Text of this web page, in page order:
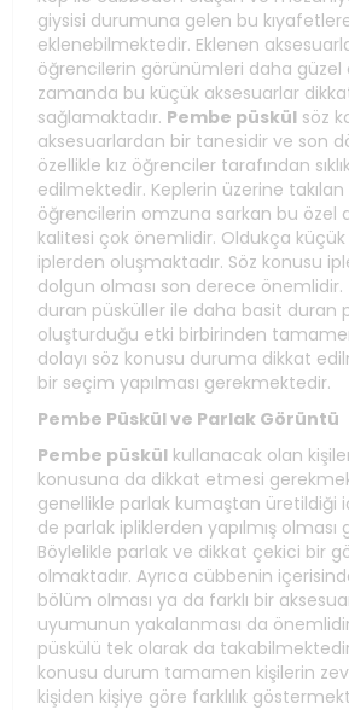
giysisi durumuna gelen bu
eklenebilmektedir. Eklenen
öğrencilerin görünümleri daha güzel
zamanda bu küçük aksesuarlar
sağlamaktadır. Pembe püskül söz
aksesuarlardan bir tanesidir ve son
özellikle kız öğrenciler tarafından
edilmektedir. Keplerin üzerine
öğrencilerin omzuna sarkan bu özel
kalitesi çok önemlidir. Oldukça
iplerden oluşmaktadır. Söz konusu
dolgun olması son derece önemlidir.
duran püsküller ile daha basit duran
oluşturduğu etki birbirinden
dolayı söz konusu duruma dikkat
bir seçim yapılması gerekmektedir.
Pembe Püskül ve Parlak Görüntü
Pembe püskül kullanacak olan
konusuna da dikkat etmesi
genellikle parlak kumaştan üretildiği
de parlak ipliklerden yapılmış
Böylelikle parlak ve dikkat çekici bir
olmaktadır. Ayrıca cübbenin
bölüm olması ya da farklı bir
uyumunun yakalanması da
püskülü tek olarak da takabilmektedir.
konusu durum tamamen kişilerin
kişiden kişiye göre farklılık